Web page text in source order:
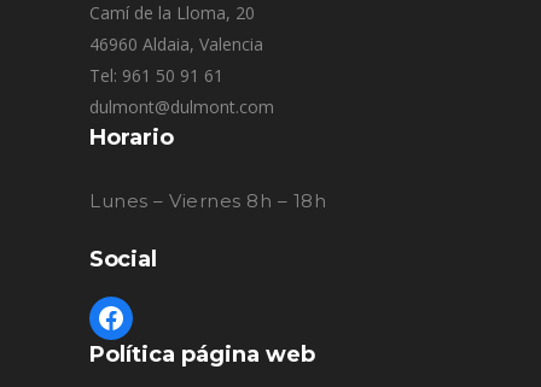
Camí de la Lloma, 20
46960 Aldaia, Valencia
Tel: 961 50 91 61
dulmont@dulmont.com
Horario
Lunes – Viernes 8h – 18h
Social
Política página web